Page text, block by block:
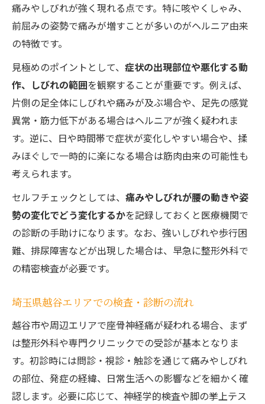
痛みやしびれが強く現れる点です。特に咳やくしゃみ、
前屈みの姿勢で痛みが増すことが多いのがヘルニア由来
の特徴です。
見極めのポイントとして、 症状の出現部位や悪化する動
作、しびれの範囲を観察することが重要です。例えば、
片側の足全体にしびれや痛みが及ぶ場合や、足先の感覚
異常・筋力低下がある場合はヘルニアが強く疑われま
す。逆に、日や時間帯で症状が変化しやすい場合や、揉
みほぐしで一時的に楽になる場合は筋肉由来の可能性も
考えられます。
セルフチェックとしては、 痛みやしびれが腰の動きや姿
勢の変化でどう変化するかを記録しておくと医療機関で
の診断の手助けになります。なお、強いしびれや歩行困
難、排尿障害などが出現した場合は、早急に整形外科で
の精密検査が必要です。
埼玉県越谷エリアでの検査・診断の流れ
越谷市や周辺エリアで座骨神経痛が疑われる場合、まず
は整形外科や専門クリニックでの受診が基本となりま
す。初診時には問診・視診・触診を通じて痛みやしびれ
の部位、発症の経緯、日常生活への影響などを細かく確
認します。必要に応じて、神経学的検査や脚の挙上テス